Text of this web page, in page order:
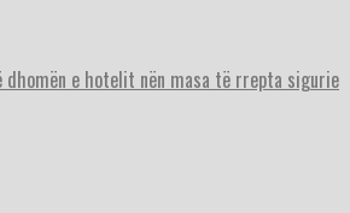
dhomën e hotelit nën masa të rrepta sigurie